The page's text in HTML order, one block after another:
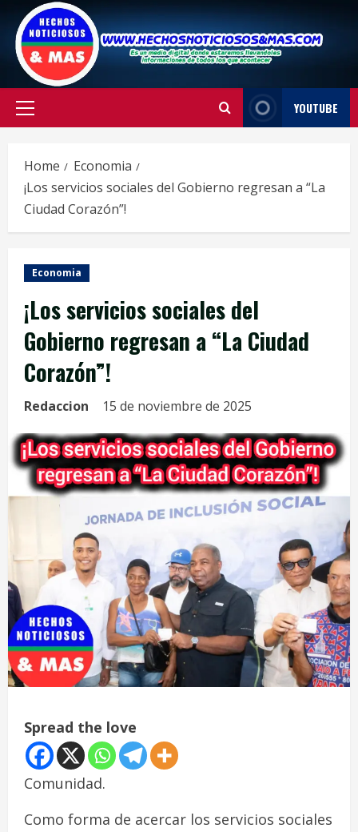
content
Primary
YOUTUBE
Home
Economia
¡Los servicios sociales del Gobierno regresan a “La
Ciudad Corazón”!
Economia
¡Los servicios sociales del
Gobierno regresan a “La Ciudad
Corazón”!
Redaccion 15 de noviembre de 2025
Spread the love
Comunidad.
Como forma de acercar los servicios sociales